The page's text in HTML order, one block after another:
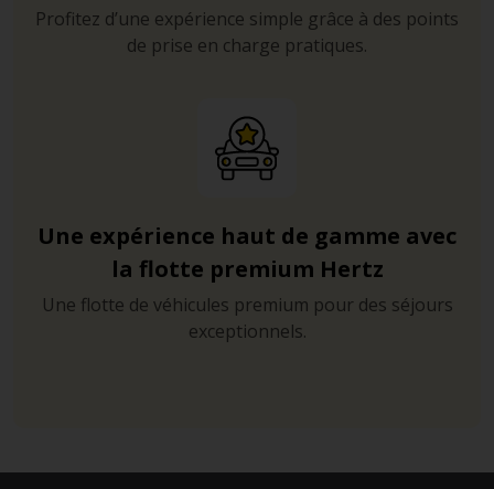
Profitez d’une expérience simple grâce à des points
de prise en charge pratiques.
Une expérience haut de gamme avec
la flotte premium Hertz
Une flotte de véhicules premium pour des séjours
exceptionnels.